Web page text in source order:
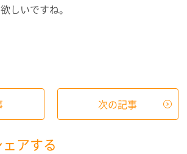
しいですね。
次の記事
アする